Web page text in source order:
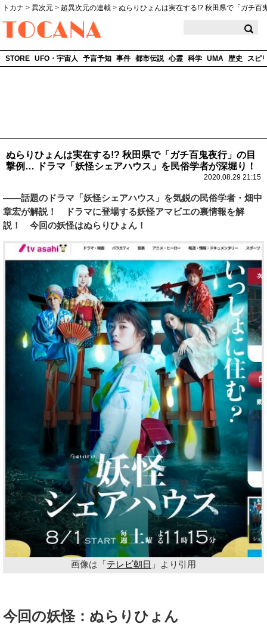
トカナ > 異次元 > 超異次元の連載 > ぬらりひょんは実在する!? 秋田県で「ガチ百
STORE UFO・宇宙人 予言予知 事件 都市伝説 心霊 科学 UMA 歴史 スピ
ぬらりひょんは実在する!? 秋田県で「ガチ百鬼夜行」の目
撃例… ドラマ「妖怪シェアハウス」を民俗学者が深堀り！
2020.08.29 21:15
——話題のドラマ「妖怪シェアハウス」を気鋭の民俗学者・畑中
章宏が解説！ ドラマに登場する妖怪アマビエの裏情報を解
説！ 今回の妖怪はぬらりひょん！
画像は「テレビ朝日 」より引用
今回の妖怪：ぬらりひょん